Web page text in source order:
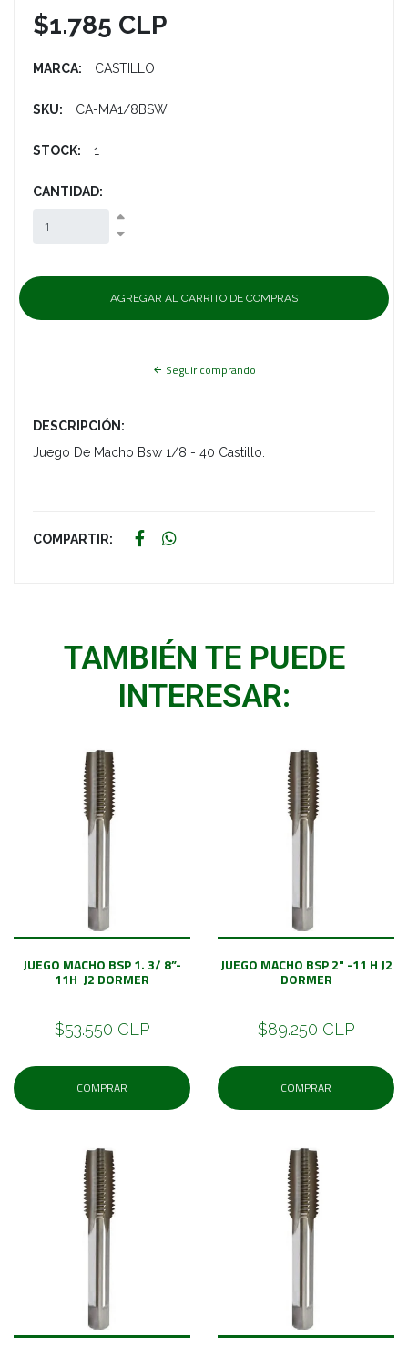
$1.785 CLP
MARCA: CASTILLO
SKU: CA-MA1/8BSW
STOCK: 1
CANTIDAD:
Seguir comprando
DESCRIPCIÓN:
Juego De Macho Bsw 1/8 - 40 Castillo.
COMPARTIR:
TAMBIÉN TE PUEDE
INTERESAR:
JUEGO MACHO BSP 1. 3/ 8”-
11H J2 DORMER
$53.550 CLP
COMPRAR
JUEGO MACHO BSP 2" -11 H J2
DORMER
$89.250 CLP
COMPRAR